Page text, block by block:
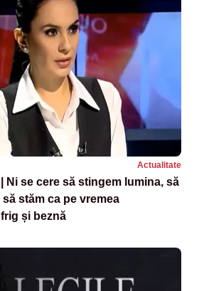
Actualitate
Ni se cere să stingem lumina, să
stăm ca pe vremea
și beznă